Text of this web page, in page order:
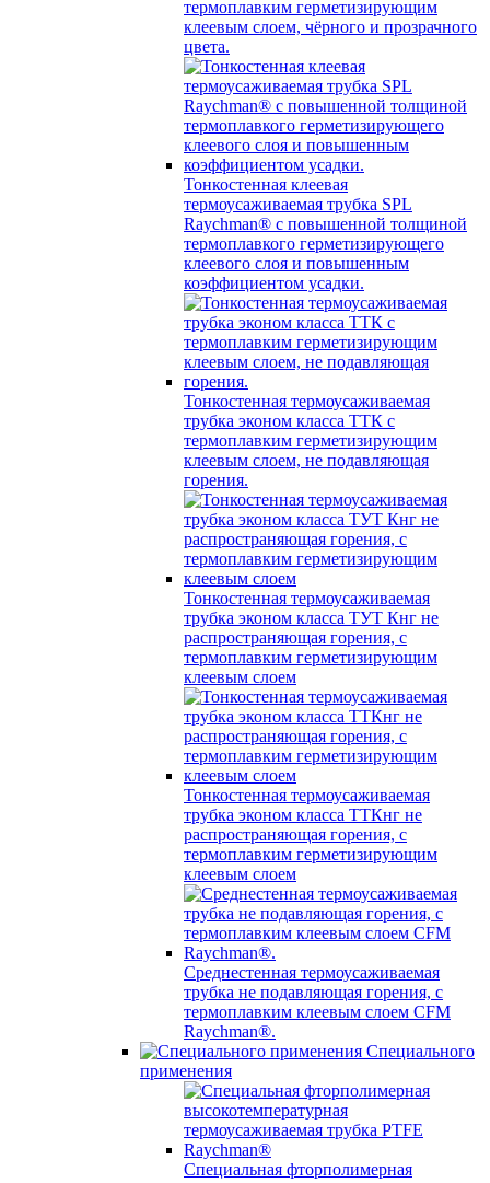
термоплавким герметизирующим
клеевым слоем, чёрного и прозрачного
цвета.
Тонкостенная клеевая
термоусаживаемая трубка SPL
Raychman® с повышенной толщиной
термоплавкого герметизирующего
клеевого слоя и повышенным
коэффициентом усадки.
Тонкостенная термоусаживаемая
трубка эконом класса ТТК с
термоплавким герметизирующим
клеевым слоем, не подавляющая
горения.
Тонкостенная термоусаживаемая
трубка эконом класса ТУТ Кнг не
распространяющая горения, с
термоплавким герметизирующим
клеевым слоем
Тонкостенная термоусаживаемая
трубка эконом класса ТТКнг не
распространяющая горения, с
термоплавким герметизирующим
клеевым слоем
Среднестенная термоусаживаемая
трубка не подавляющая горения, с
термоплавким клеевым слоем CFM
Raychman®.
Специального
применения
Специальная фторполимерная